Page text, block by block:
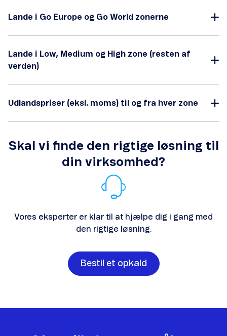
Lande i Go Europe og Go World zonerne
Lande i Low, Medium og High zone (resten af
verden)
Udlandspriser (eksl. moms) til og fra hver zone
Skal vi finde den rigtige løsning til
din virksomhed?
Vores eksperter er klar til at hjælpe dig i gang med
den rigtige løsning.
Bestil et opkald